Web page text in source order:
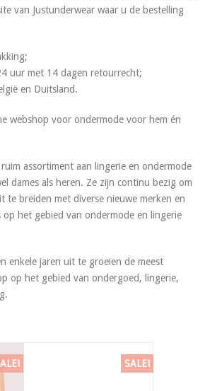
van Justunderwear waar u de bestelling
uur met 14 dagen retourrecht;
en Duitsland.
webshop voor ondermode voor hem én
assortiment aan lingerie en ondermode
dames als heren. Ze zijn continu bezig om
te breiden met diverse nieuwe merken en
het gebied van ondermode en lingerie
enkele jaren uit te groeien de meest
op het gebied van ondergoed, lingerie,
SALE!